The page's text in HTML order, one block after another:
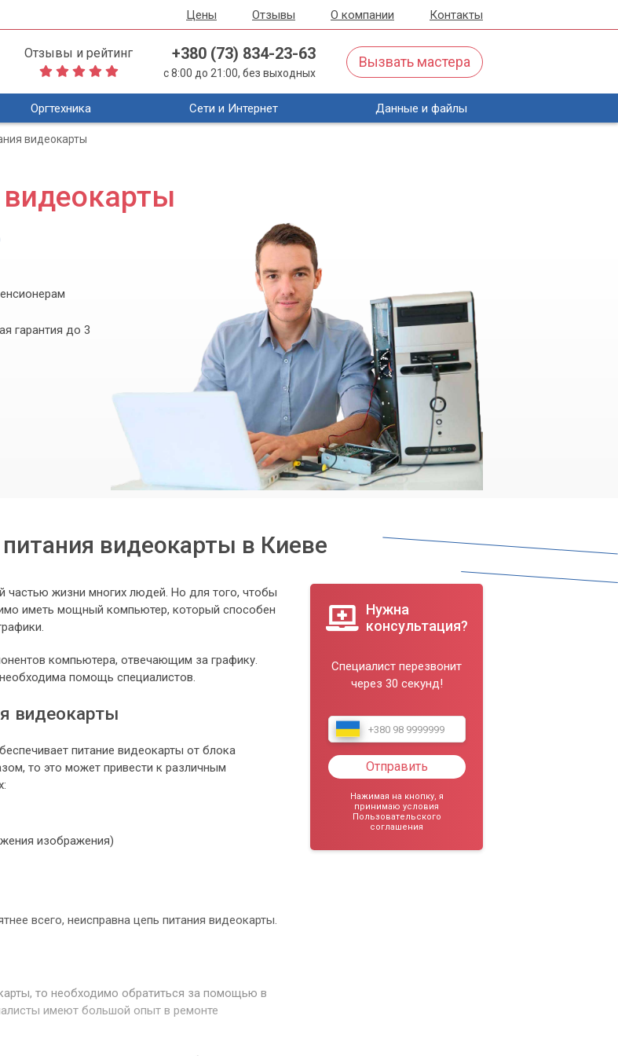
Цены Отзывы О компании Контакты
Отзывы и рейтинг +380 (73) 834-23-63
с 8:00 до 21:00, без выходных
Вызвать мастера
Оргтехника Сети и Интернет Данные и файлы
видеокарты
гарантия до 3
видеокарты в Киеве
жизни многих людей. Но для того, чтобы
иметь мощный компьютер, который способен
компьютера, отвечающим за графику.
помощь специалистов.
видеокарты
питание видеокарты от блока
то это может привести к различным
изображения)
всего, неисправна цепь питания видеокарты.
то необходимо обратиться за помощью в
имеют большой опыт в ремонте
Нужна
консультация?
Специалист перезвонит
через 30 секунд!
Отправить
Нажимая на кнопку, я
принимаю условия
Пользовательского
соглашения